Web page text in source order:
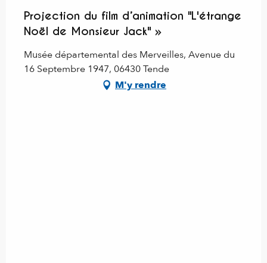
Projection du film d’animation "L'étrange
Noël de Monsieur Jack" »
Musée départemental des Merveilles, Avenue du
16 Septembre 1947, 06430 Tende
M'y rendre